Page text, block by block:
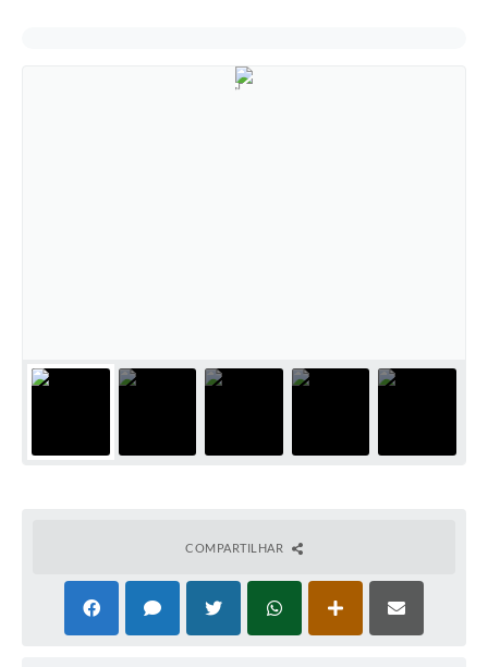
COMPARTILHAR